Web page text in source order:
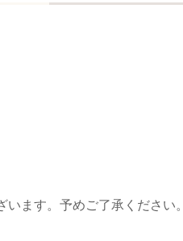
ます。予めご了承ください。